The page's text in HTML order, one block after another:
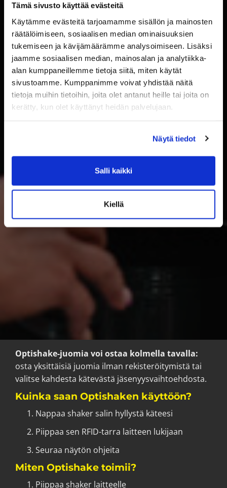
Tämä sivusto käyttää evästeitä
Käytämme evästeitä tarjoamamme sisällön ja mainosten
räätälöimiseen, sosiaalisen median ominaisuuksien
tukemiseen ja kävijämäärämme analysoimiseen. Lisäksi
jaamme sosiaalisen median, mainosalan ja analytiikka-
alan kumppaneillemme tietoja siitä, miten käytät
sivustoamme. Kumppanimme voivat yhdistää näitä
tietoja muihin tietoihin, joita olet antanut heille tai joita on
kerätty, kun olet käyttänyt heidän palvelujaan.
Näytä tiedot
Salli kaikki
Kiellä
Optishake-juomia voi ostaa kolmella tavalla:
osta yksittäisiä juomia ilman rekisteröitymistä tai
valitse kahdesta kätevästä jäsenyysvaihtoehdosta.
​​​​​​​Kuinka saan Optishaken käyttöön?
Nappaa shaker salin hyllystä käteesi
Piippaa sen RFID-tarra laitteen lukijaan
Seuraa näytön ohjeita
​​​​​​Miten Optishake toimii?
Piippaa shaker laitteelle